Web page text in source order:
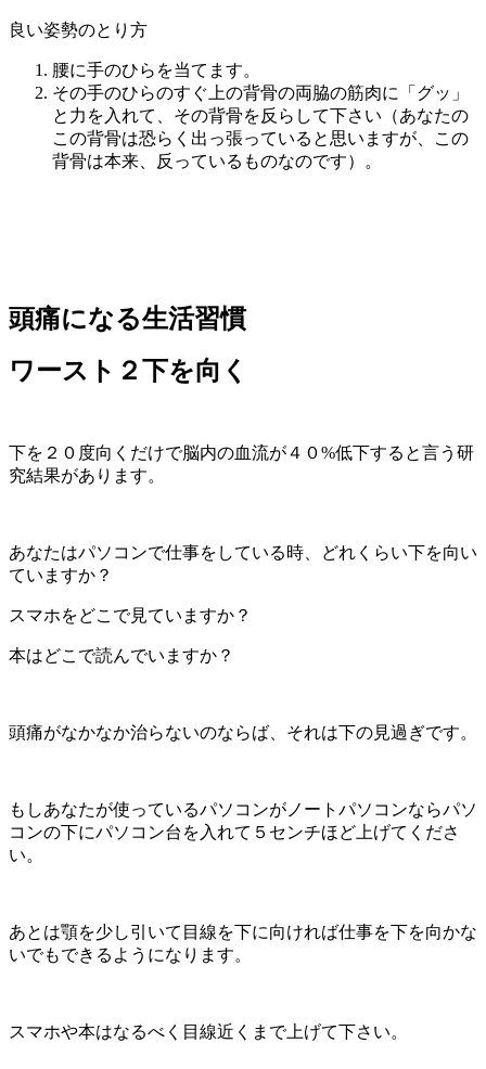
良い姿勢のとり方
腰に手のひらを当てます。
その手のひらのすぐ上の背骨の両脇の筋肉に「グッ」
と力を入れて、その背骨を反らして下さい（あなたの
この背骨は恐らく出っ張っていると思いますが、この
背骨は本来、反っているものなのです）。
頭痛になる生活習慣
ワースト２下を向く
下を２０度向くだけで脳内の血流が４０%低下すると言う研
究結果があります。
あなたはパソコンで仕事をしている時、どれくらい下を向い
ていますか？
スマホをどこで見ていますか？
本はどこで読んでいますか？
頭痛がなかなか治らないのならば、それは下の見過ぎです。
もしあなたが使っているパソコンがノートパソコンならパソ
コンの下にパソコン台を入れて５センチほど上げてくださ
い。
あとは顎を少し引いて目線を下に向ければ仕事を下を向かな
いでもできるようになります。
スマホや本はなるべく目線近くまで上げて下さい。